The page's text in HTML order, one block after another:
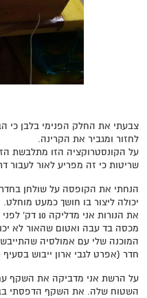
צבעתי את החלק הפנימי בלבן כי
לחזור ומגביר את הקרינה.
על הקונסטרוקציה הזו מתלבשת
שריטות כי זה מפריע לאור לעבור
הנחתי את הקופסה על שולחן בחדר
יכולה ליצור בו חושך כמעט מוחלט.
את הנורות
מכסה בד עבה ואטום שהאור לא
המוכנה שלי עם אמולסיה
חדר (אפרט לגבי ארון ייבוש בסעיף 5).
על הרשת אני מדביקה את השקף
השטוח שלה. את השקף הדפסתי